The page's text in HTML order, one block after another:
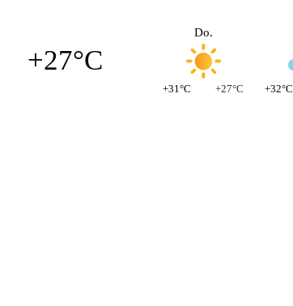
+27°C
Do.
+31°C +27°C +32°C